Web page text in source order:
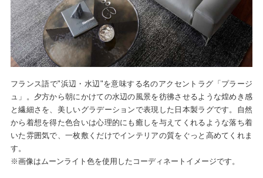
フランス語で"浜辺・水辺"を意味する名のアクセントラグ「プラージ
ュ」。夕方から朝にかけての水辺の風景を彷彿させるような煌めき感
と繊細さを、美しいグラデーションで表現した日本製ラグです。自然
から着想を得た色合いは心理的にも癒しを与えてくれるような落ち着
いた雰囲気で、一枚敷くだけでインテリアの質をぐっと高めてくれま
す。
※画像はムーンライト色を使用したコーディネートイメージです。